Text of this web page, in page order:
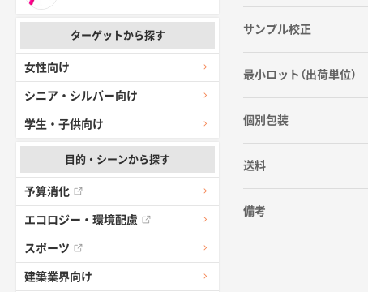
ターゲットから探す
女性向け
シニア・シルバー向け
学生・子供向け
目的・シーンから探す
予算消化
エコロジー・環境配慮
スポーツ
建築業界向け
サンプル校正
最小ロット（出荷単位）
個別包装
送料
備考